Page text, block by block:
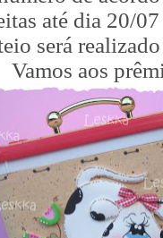
até dia 20/
será
Vamos aos